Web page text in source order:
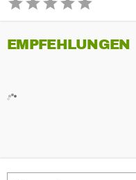
EMPFEHLUNGEN